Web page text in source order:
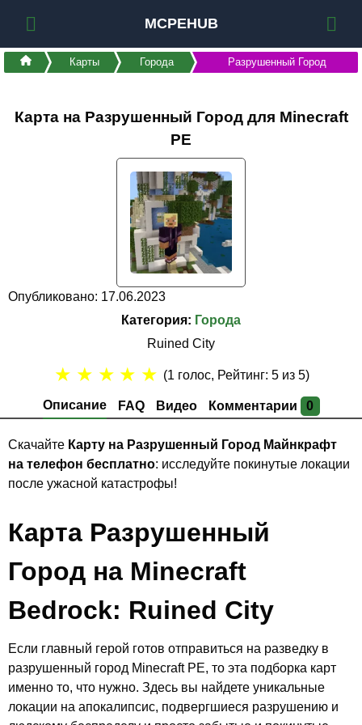
MCPEHUB
Карты Города Разрушенный Город
Карта на Разрушенный Город для Minecraft
PE
Опубликовано: 17.06.2023
Категория: Города
Ruined City
Описание FAQ Видео Комментарии 0
★ ★ ★ ★ ★ (1 голос, Рейтинг:5 из 5)
Скачайте Карту на Разрушенный Город Майнкрафт
на телефон бесплатно: исследуйте покинутые локации
после ужасной катастрофы!
Карта Разрушенный
Город на Minecraft
Bedrock: Ruined City
Если главный герой готов отправиться на разведку в
разрушенный город Minecraft PE, то эта подборка карт
именно то, что нужно. Здесь вы найдете уникальные
локации на апокалипсис, подвергшиеся разрушению и